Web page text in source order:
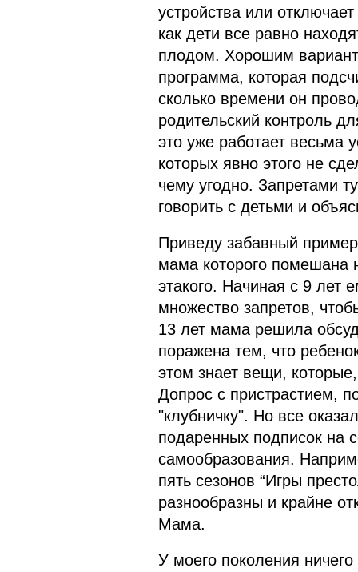
устройства или
как дети все равно
плодом. Хорошим
программа, которая
сколько времени он
родительский контроль
это уже работает весьма
которых явно этого не
чему угодно. Запретами
говорить с детьми и
Приведу забавный
мама которого помешана
этакого. Начиная с 9 лет
множество запретов,
13 лет мама решила
поражена тем, что
этом знает вещи,
Допрос с пристрастием,
"клубничку". Но все
подаренных подписок на
самообразования.
пять сезонов “Игры
разнообразны и крайне
Мама.
У моего поколения